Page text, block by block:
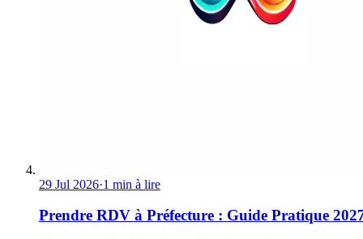
29 Jul 2026·1 min à lire
Prendre RDV à Préfecture : Guide Pratique